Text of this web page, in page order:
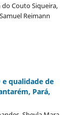
do Couto Siqueira,
Reimann
qualidade de
Pará,